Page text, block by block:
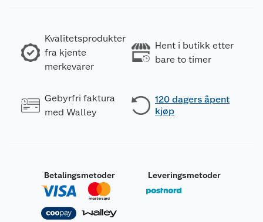
Kvalitetsprodukter
fra kjente
merkevarer
Hent i butikk etter
bare to timer
Gebyrfri faktura
med Walley
120 dagers åpent
kjøp
Betalingsmetoder Leveringsmetoder